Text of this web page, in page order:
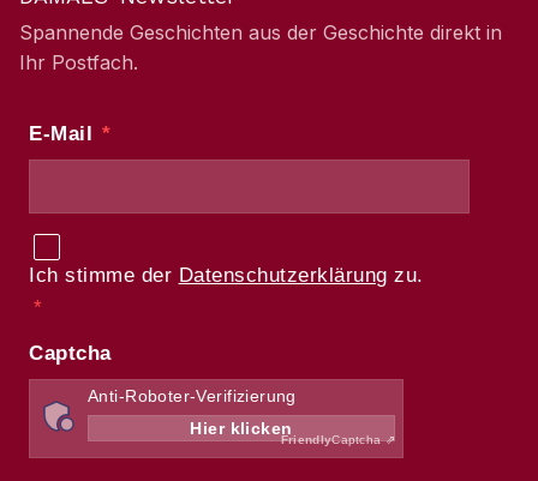
Spannende Geschichten aus der Geschichte direkt in
Ihr Postfach.